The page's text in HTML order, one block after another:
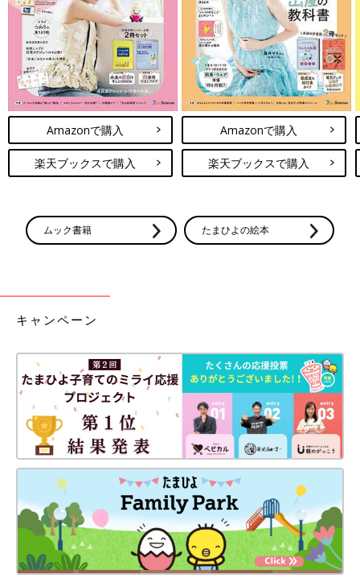
プルオーバー。そでがぽわんとしたシルエットになっており、可
愛いですよね♪ こちらは前後2WAYで着用できるとのこと！パン
ツにもスカートにも合わせやすそう◎
オレンジがコーデのポイントに！重ね風がおしゃれ
なカーディガン
出典：Instagramアカウント「qyun._katm0.00」
Amazonで購入
楽天ブックスで購入
Amazonで購入
楽天ブックスで購入
ムック書籍 たまひよの絵本
キャンペーン